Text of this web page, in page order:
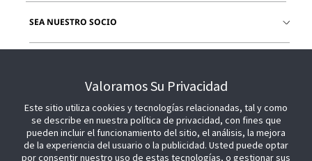
SEA NUESTRO SOCIO
Valoramos Su Privacidad
Este sitio utiliza cookies y tecnologías relacionadas, tal y como
se describe en nuestra política de privacidad, con fines que
pueden incluir el funcionamiento del sitio, el análisis, la mejora
de la experiencia del usuario o la publicidad. Usted puede optar
por consentir nuestro uso de estas tecnologías, o gestionar sus